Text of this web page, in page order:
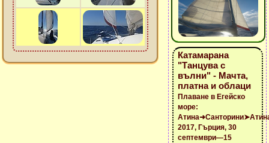
Катамарана
"Танцува с
вълни" - Мачта,
платна и облаци
Плаване в Егейско
море:
2017, Гърция, 30
септември—15